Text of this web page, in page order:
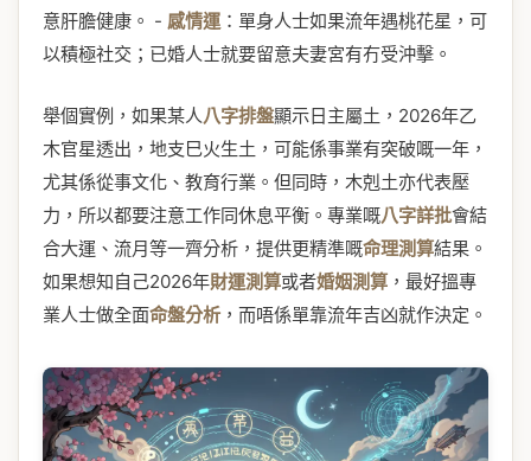
意肝膽健康。 - 感情運 ：單身人士如果流年遇桃花星，可
以積極社交；已婚人士就要留意夫妻宮有冇受沖擊。
舉個實例，如果某人八字排盤顯示日主屬土，2026年乙
木官星透出，地支巳火生土，可能係事業有突破嘅一年，
尤其係從事文化、教育行業。但同時，木剋土亦代表壓
力，所以都要注意工作同休息平衡。專業嘅八字詳批會結
合大運、流月等一齊分析，提供更精準嘅命理測算結果。
如果想知自己2026年財運測算或者婚姻測算 ，最好搵專
業人士做全面命盤分析 ，而唔係單靠流年吉凶就作決定。